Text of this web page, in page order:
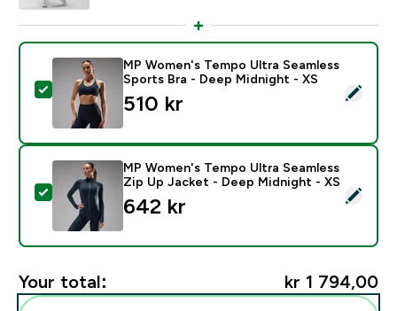
Select this product - MP Women's Tempo Ultra
MP Women's Tempo Ultra Seamless
Sports Bra - Deep Midnight - XS
510 kr‎
Select this product - MP Women's Tempo Ultra
MP Women's Tempo Ultra Seamless
Zip Up Jacket - Deep Midnight - XS
642 kr‎
Your total: kr 1 794,00‎